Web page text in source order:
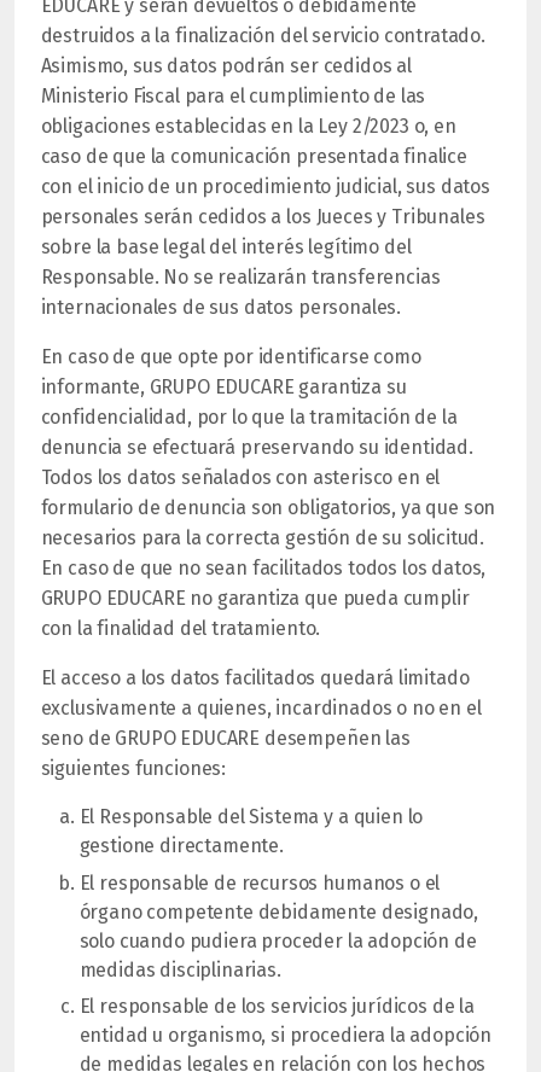
EDUCARE y serán devueltos o debidamente
destruidos a la finalización del servicio contratado.
Asimismo, sus datos podrán ser cedidos al
Ministerio Fiscal para el cumplimiento de las
obligaciones establecidas en la Ley 2/2023 o, en
caso de que la comunicación presentada finalice
con el inicio de un procedimiento judicial, sus datos
personales serán cedidos a los Jueces y Tribunales
sobre la base legal del interés legítimo del
Responsable. No se realizarán transferencias
internacionales de sus datos personales.
En caso de que opte por identificarse como
informante, GRUPO EDUCARE garantiza su
confidencialidad, por lo que la tramitación de la
denuncia se efectuará preservando su identidad.
Todos los datos señalados con asterisco en el
formulario de denuncia son obligatorios, ya que son
necesarios para la correcta gestión de su solicitud.
En caso de que no sean facilitados todos los datos,
GRUPO EDUCARE no garantiza que pueda cumplir
con la finalidad del tratamiento.
El acceso a los datos facilitados quedará limitado
exclusivamente a quienes, incardinados o no en el
seno de GRUPO EDUCARE desempeñen las
siguientes funciones:
El Responsable del Sistema y a quien lo
gestione directamente.
El responsable de recursos humanos o el
órgano competente debidamente designado,
solo cuando pudiera proceder la adopción de
medidas disciplinarias.
El responsable de los servicios jurídicos de la
entidad u organismo, si procediera la adopción
de medidas legales en relación con los hechos